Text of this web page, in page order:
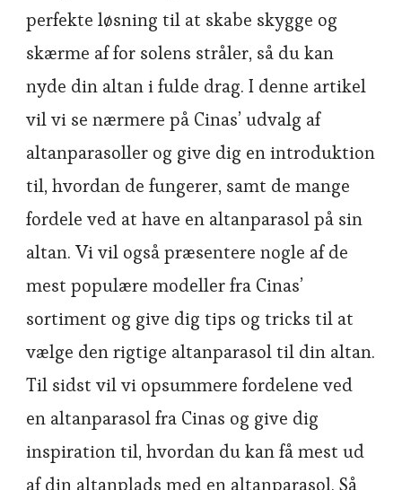
perfekte løsning til at skabe skygge og
skærme af for solens stråler, så du kan
nyde din altan i fulde drag. I denne artikel
vil vi se nærmere på Cinas’ udvalg af
altanparasoller og give dig en introduktion
til, hvordan de fungerer, samt de mange
fordele ved at have en altanparasol på sin
altan. Vi vil også præsentere nogle af de
mest populære modeller fra Cinas’
sortiment og give dig tips og tricks til at
vælge den rigtige altanparasol til din altan.
Til sidst vil vi opsummere fordelene ved
en altanparasol fra Cinas og give dig
inspiration til, hvordan du kan få mest ud
af din altanplads med en altanparasol. Så